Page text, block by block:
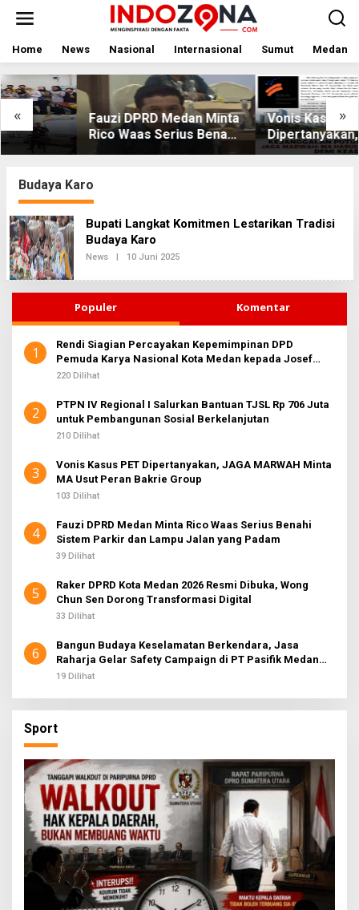
Home News Nasional Internasional Sumut Medan
« »
Fauzi DPRD Medan Minta
Rico Waas Serius Benahi
Vonis Kasus PET
Dipertanyakan, JAGA
MARWAH Minta MA Usut
Budaya Karo
Bupati Langkat Komitmen Lestarikan Tradisi
Budaya Karo
News | 10 Juni 2025Oleh
Populer Komentar
1
Rendi Siagian Percayakan Kepemimpinan DPD
Pemuda Karya Nasional Kota Medan kepada Josef
Sembiring
220 Dilihat
2
PTPN IV Regional I Salurkan Bantuan TJSL Rp 706 Juta
untuk Pembangunan Sosial Berkelanjutan
210 Dilihat
3
Vonis Kasus PET Dipertanyakan, JAGA MARWAH Minta
MA Usut Peran Bakrie Group
103 Dilihat
4
Fauzi DPRD Medan Minta Rico Waas Serius Benahi
Sistem Parkir dan Lampu Jalan yang Padam
39 Dilihat
5
Raker DPRD Kota Medan 2026 Resmi Dibuka, Wong
Chun Sen Dorong Transformasi Digital
33 Dilihat
6
Bangun Budaya Keselamatan Berkendara, Jasa
Raharja Gelar Safety Campaign di PT Pasifik Medan
Industri
19 Dilihat
Sport